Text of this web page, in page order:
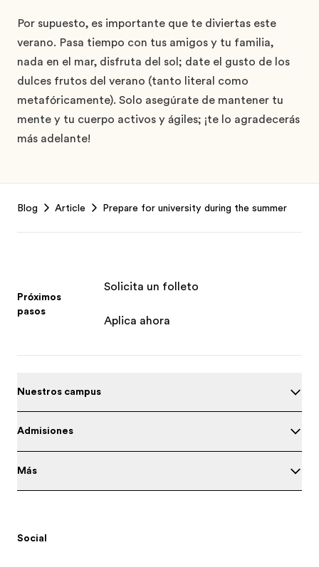
Por supuesto, es importante que te diviertas este
verano. Pasa tiempo con tus amigos y tu familia,
nada en el mar, disfruta del sol; date el gusto de los
dulces frutos del verano (tanto literal como
metafóricamente). Solo asegúrate de mantener tu
mente y tu cuerpo activos y ágiles; ¡te lo agradecerás
más adelante!
Blog Article Prepare for university during the summer
Próximos
pasos
Solicita un folleto
Aplica ahora
Nuestros campus
Admisiones
Más
Social